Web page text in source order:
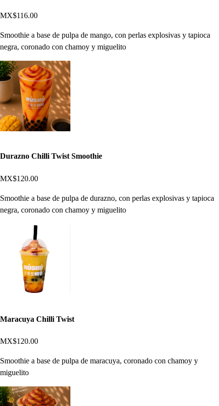
MX$116.00
Smoothie a base de pulpa de mango, con perlas explosivas y tapioca
negra, coronado con chamoy y miguelito
Durazno Chilli Twist Smoothie
MX$120.00
Smoothie a base de pulpa de durazno, con perlas explosivas y tapioca
negra, coronado con chamoy y miguelito
Maracuya Chilli Twist
MX$120.00
Smoothie a base de pulpa de maracuya, coronado con chamoy y
miguelito